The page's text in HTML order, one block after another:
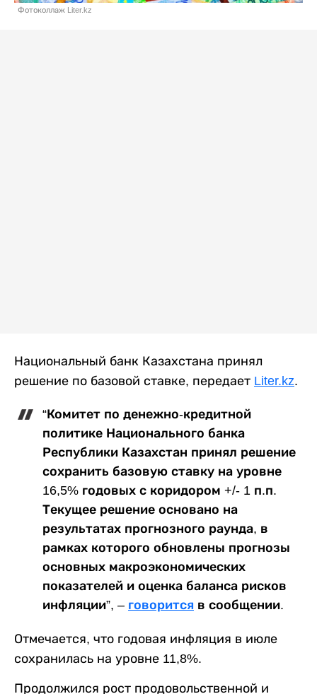
Фотоколлаж Liter.kz
Национальный банк Казахстана принял
решение по базовой ставке, передает Liter.kz.
“Комитет по денежно-кредитной
политике Национального банка
Республики Казахстан принял решение
сохранить базовую ставку на уровне
16,5% годовых с коридором +/- 1 п.п.
Текущее решение основано на
результатах прогнозного раунда, в
рамках которого обновлены прогнозы
основных макроэкономических
показателей и оценка баланса рисков
инфляции”, – говорится в сообщении.
Отмечается, что годовая инфляция в июле
сохранилась на уровне 11,8%.
Продолжился рост продовольственной и